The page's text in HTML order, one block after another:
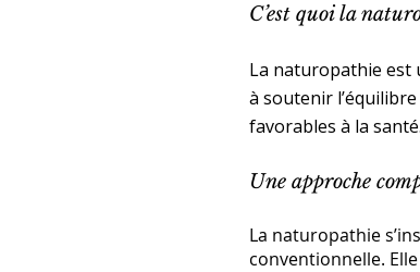
C’est quoi la
La naturopathie est
à soutenir
favorables à la santé.
Une approche
La naturopathie
conventionnelle.